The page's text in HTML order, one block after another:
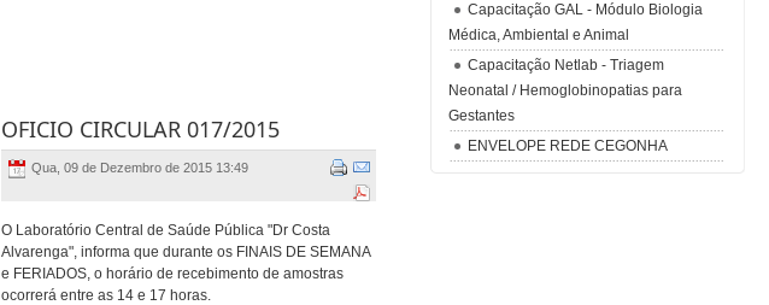
OFICIO CIRCULAR 017/2015
Qua, 09 de Dezembro de 2015 13:49
O Laboratório Central de Saúde Pública "Dr Costa
Alvarenga", informa que durante os FINAIS DE SEMANA
e FERIADOS, o horário de recebimento de amostras
ocorrerá entre as 14 e 17 horas.
Capacitação GAL - Módulo Biologia
Médica, Ambiental e Animal
Capacitação Netlab - Triagem
Neonatal / Hemoglobinopatias para
Gestantes
ENVELOPE REDE CEGONHA